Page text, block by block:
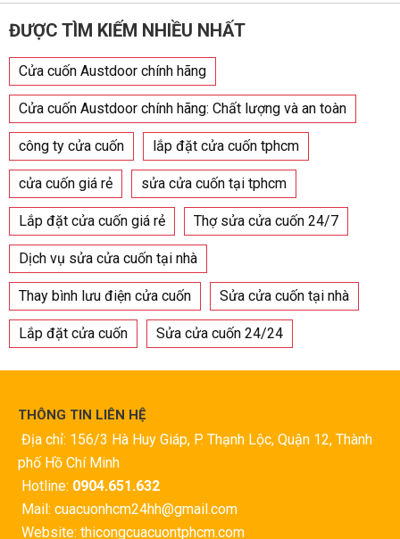
ĐƯỢC TÌM KIẾM NHIỀU NHẤT
Cửa cuốn Austdoor chính hãng
Cửa cuốn Austdoor chính hãng: Chất lượng và an toàn
công ty cửa cuốn lắp đặt cửa cuốn tphcm
cửa cuốn giá rẻ sửa cửa cuốn tại tphcm
Lắp đặt cửa cuốn giá rẻ Thợ sửa cửa cuốn 24/7
Dịch vụ sửa cửa cuốn tại nhà
Thay bình lưu điện cửa cuốn Sửa cửa cuốn tại nhà
Lắp đặt cửa cuốn Sửa cửa cuốn 24/24
THÔNG TIN LIÊN HỆ
Địa chỉ: 156/3 Hà Huy Giáp, P. Thạnh Lộc, Quận 12, Thành
phố Hồ Chí Minh
Hotline: 0904.651.632
Mail: cuacuonhcm24hh@gmail.com
Website: thicongcuacuontphcm.com